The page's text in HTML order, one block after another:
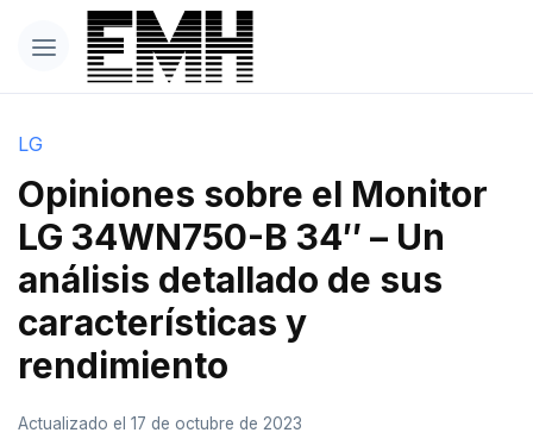
LG
Opiniones sobre el Monitor
LG 34WN750-B 34″ – Un
análisis detallado de sus
características y
rendimiento
Actualizado el 17 de octubre de 2023